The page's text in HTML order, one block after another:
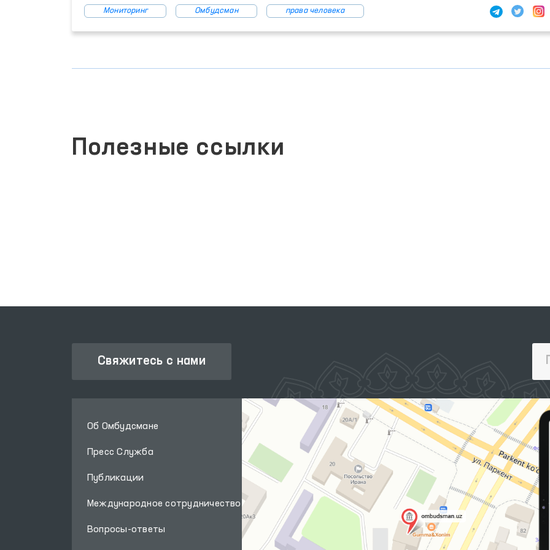
Мониторинг Омбудсман права человека
Полезные ссылки
Свяжитесь с нами
Об Омбудсмане
Пресс Служба
Публикации
Международное сотрудничество
Вопросы-ответы